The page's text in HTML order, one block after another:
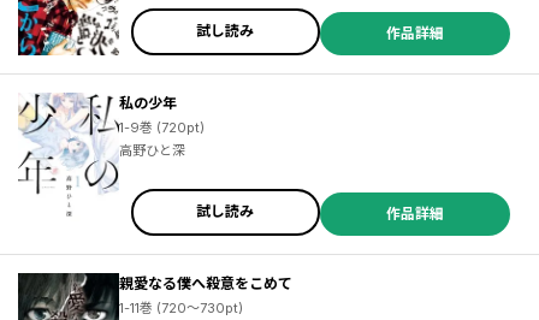
試し読み 作品詳細
私の少年
1-9巻 (720pt)
高野ひと深
試し読み 作品詳細
親愛なる僕へ殺意をこめて
1-11巻 (720～730pt)